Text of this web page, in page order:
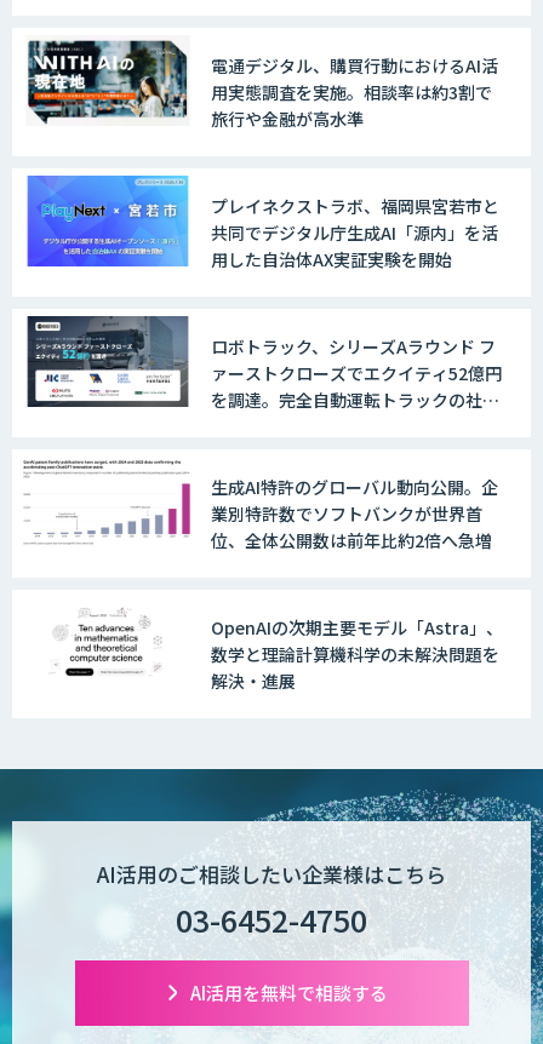
電通デジタル、購買行動におけるAI活
用実態調査を実施。相談率は約3割で
旅行や金融が高水準
プレイネクストラボ、福岡県宮若市と
共同でデジタル庁生成AI「源内」を活
用した自治体AX実証実験を開始
ロボトラック、シリーズAラウンド フ
ァーストクローズでエクイティ52億円
を調達。完全自動運転トラックの社会
生成AI特許のグローバル動向公開。企
業別特許数でソフトバンクが世界首
位、全体公開数は前年比約2倍へ急増
OpenAIの次期主要モデル「Astra」、
数学と理論計算機科学の未解決問題を
解決・進展
AI活用のご相談したい企業様はこちら
03-6452-4750
AI活用を無料で相談する